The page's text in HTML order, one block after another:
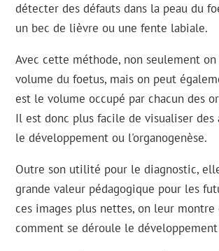
détecter des défauts dans la peau du
un bec de lièvre ou une fente labiale.
Avec cette méthode, non seulement
volume du foetus, mais on peut
est le volume occupé par chacun des
Il est donc plus facile de visualiser des
le développement ou l'organogenèse.
Outre son utilité pour le diagnostic,
grande valeur pédagogique pour les
ces images plus nettes, on leur
comment se déroule le